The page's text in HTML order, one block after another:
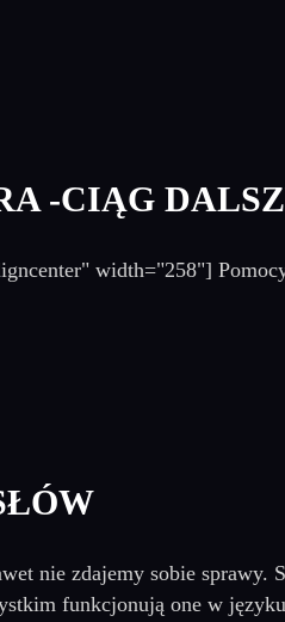
-CIĄG
width="258"]
nie zdajemy sobie sprawy.
funkcjonują one w